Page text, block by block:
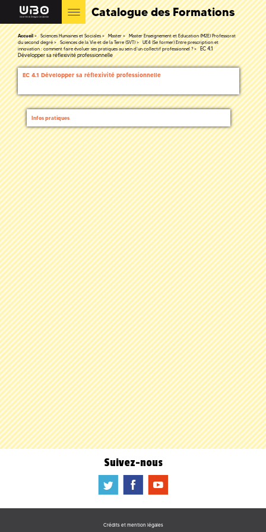
Catalogue des Formations
Accueil Sciences Humaines et Sociales Master
Master Enseignement et Education (M2E) Professorat
du second degré
Sciences de la Vie et de la Terre (SVT)
UE4 (Se former) Entre prescription et
innovation : comment faire évoluer ses pratiques au sein d’un collectif professionnel ?
EC 4.1
Développer sa réflexivité professionnelle
EC 4.1 Développer sa réflexivité professionnelle
Infos pratiques
Suivez-nous
a b f
Crédits et mention légales